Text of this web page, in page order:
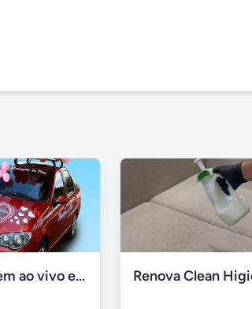
Mensagem ao vivo em carro de som